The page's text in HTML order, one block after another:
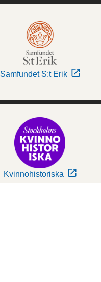
Samfundet S:t Erik
Kvinnohistoriska